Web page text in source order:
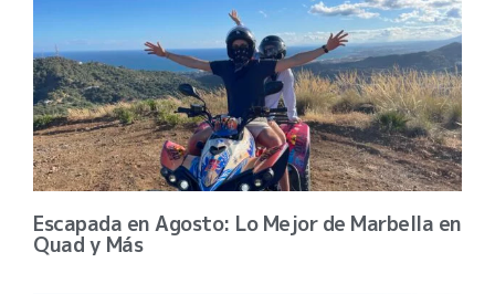
Escapada en Agosto: Lo Mejor de Marbella en
Quad y Más